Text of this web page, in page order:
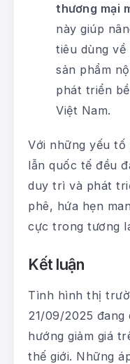
thương mại
này giúp
tiêu dùng
sản phẩm
phát triển
Việt Nam.
Với những yếu
lẫn quốc tế đều
duy trì và phát
phê, hứa hẹn
cực trong tương
Kết luận
Tình hình thị
21/09/2025 đang
hướng giảm giá
thế giới. Những